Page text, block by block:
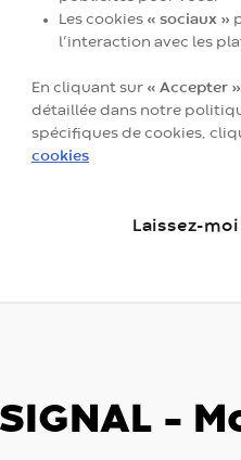
–
Les cookies « sociaux »
l’interaction avec les
En cliquant sur « Accepter »
détaillée dans notre
spécifiques de cookies,
cookies
Laissez-